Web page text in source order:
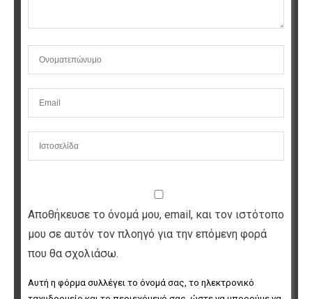
Αποθήκευσε το όνομά μου, email, και τον ιστότοπο
μου σε αυτόν τον πλοηγό για την επόμενη φορά
που θα σχολιάσω.
Αυτή η φόρμα συλλέγει το όνομά σας, το ηλεκτρονικό